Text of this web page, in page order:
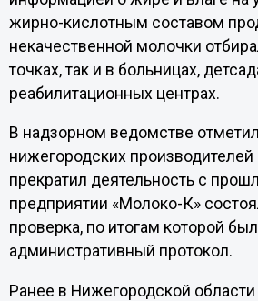
жирно-кислотным составом
некачественной молочки
точках, так и в больницах,
реабилитационных центрах.
В надзорном ведомстве
нижегородских производителей
прекратил деятельность с
предприятии «Молоко-К»
проверка, по итогам которой
административный протокол.
Ранее в Нижегородской